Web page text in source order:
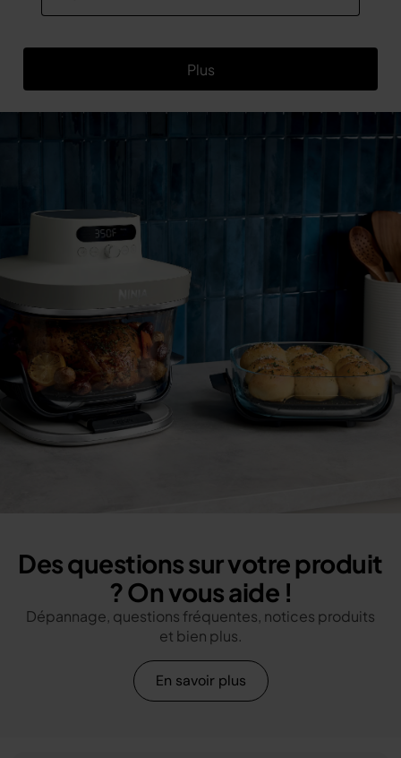
Des questions sur votre produit
? On vous aide !
Dépannage, questions fréquentes, notices produits
et bien plus.
En savoir plus